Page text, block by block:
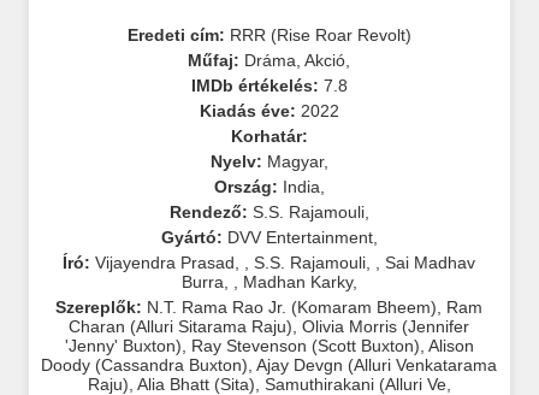
Eredeti cím: RRR (Rise Roar Revolt)
Műfaj: Dráma ,Akció
IMDb értékelés: 7.8
Kiadás éve: 2022
Korhatár:
Nyelv: Magyar,
Ország: India
Rendező: S.S. Rajamouli,
Gyártó: DVV Entertainment,
Író: Vijayendra Prasad ,S.S. Rajamouli ,Sai Madhav
Burra
Madhan Karky,
Szereplők: N.T. Rama Rao Jr. (Komaram Bheem)
Ram
Charan (Alluri Sitarama Raju) ,Olivia Morris (Jennifer
'Jenny' Buxton)
Ray Stevenson (Scott Buxton) Alison
Doody (Cassandra Buxton) ,Ajay Devgn (Alluri Venkatarama
Raju) Alia Bhatt (Sita) Samuthirakani (Alluri Ve,